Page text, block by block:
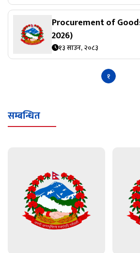
Procurement of Goods
2026)
१३ साउन, २०८३
१
सम्बन्धित